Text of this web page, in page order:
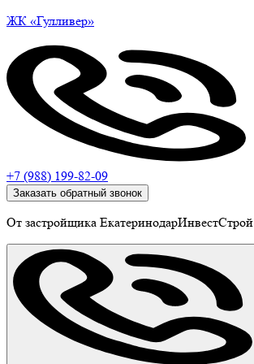
ЖК «Гулливер»
+7 (988) 199-82-09
Заказать обратный звонок
От застройщика ЕкатеринодарИнвестСтрой